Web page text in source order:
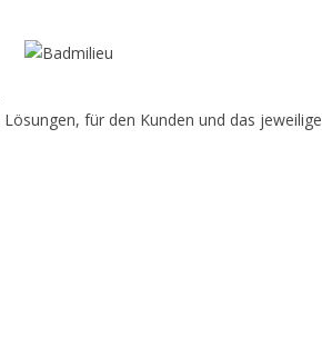
für den Kunden und das jeweilige